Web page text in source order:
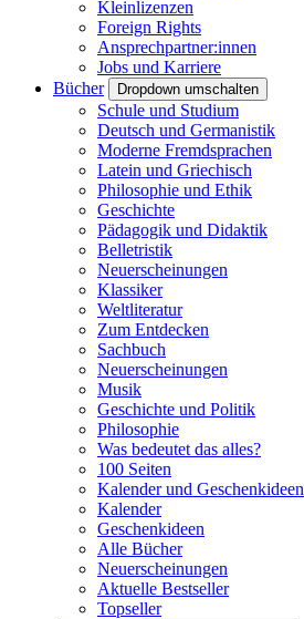
Kleinlizenzen
Foreign Rights
Ansprechpartner:innen
Jobs und Karriere
Bücher
Dropdown umschalten
Schule und Studium
Deutsch und Germanistik
Moderne Fremdsprachen
Latein und Griechisch
Philosophie und Ethik
Geschichte
Pädagogik und Didaktik
Belletristik
Neuerscheinungen
Klassiker
Weltliteratur
Zum Entdecken
Sachbuch
Neuerscheinungen
Musik
Geschichte und Politik
Philosophie
Was bedeutet das alles?
100 Seiten
Kalender und Geschenkideen
Kalender
Geschenkideen
Alle Bücher
Neuerscheinungen
Aktuelle Bestseller
Topseller